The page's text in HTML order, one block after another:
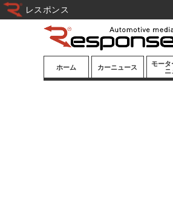
ホーム カーニュース
モータ
ニ
レスポンス